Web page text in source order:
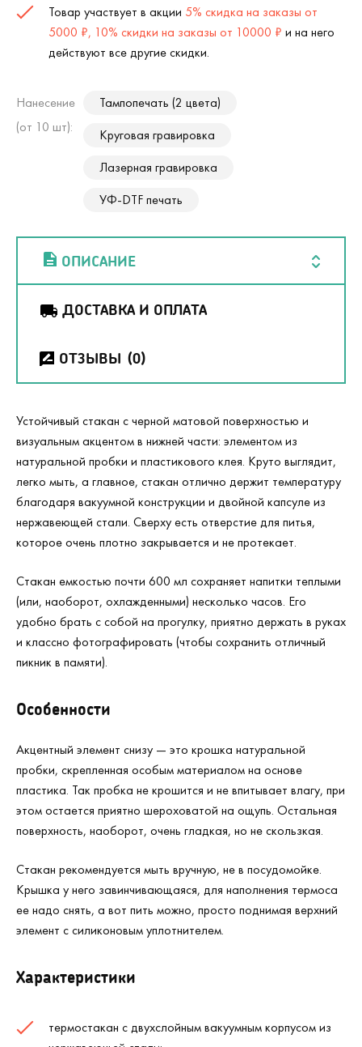
Товар участвует в акции 5% скидка на заказы от
5000 ₽, 10% скидки на заказы от 10000 ₽ и на него
действуют все другие скидки.
Нанесение
(от 10 шт):
Тампопечать (2 цвета)
Круговая гравировка
Лазерная гравировка
УФ-DTF печать
ОПИСАНИЕ
ДОСТАВКА И ОПЛАТА
ОТЗЫВЫ (0)
Устойчивый стакан с черной матовой поверхностью и
визуальным акцентом в нижней части: элементом из
натуральной пробки и пластикового клея. Круто выглядит,
легко мыть, а главное, стакан отлично держит температуру
благодаря вакуумной конструкции и двойной капсуле из
нержавеющей стали. Сверху есть отверстие для питья,
которое очень плотно закрывается и не протекает.
Стакан емкостью почти 600 мл сохраняет напитки теплыми
(или, наоборот, охлажденными) несколько часов. Его
удобно брать с собой на прогулку, приятно держать в руках
и классно фотографировать (чтобы сохранить отличный
пикник в памяти).
Особенности
Акцентный элемент снизу — это крошка натуральной
пробки, скрепленная особым материалом на основе
пластика. Так пробка не крошится и не впитывает влагу, при
этом остается приятно шероховатой на ощупь. Остальная
поверхность, наоборот, очень гладкая, но не скользкая.
Стакан рекомендуется мыть вручную, не в посудомойке.
Крышка у него завинчивающаяся, для наполнения термоса
ее надо снять, а вот пить можно, просто поднимая верхний
элемент с силиконовым уплотнителем.
Характеристики
термостакан с двухслойным вакуумным корпусом из